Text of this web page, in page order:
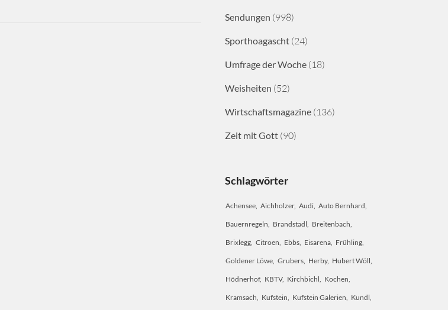
Sendungen (998)
Sporthoagascht (24)
Umfrage der Woche (18)
Weisheiten (52)
Wirtschaftsmagazine (136)
Zeit mit Gott (90)
Schlagwörter
Achensee Aichholzer Audi Auto Bernhard
Bauernregeln Brandstadl Breitenbach
Brixlegg Citroen Ebbs Eisarena Frühling
Goldener Löwe Grubers Herby Hubert Wöll
Hödnerhof KBTV Kirchbichl Kochen
Kramsach Kufstein Kufstein Galerien Kundl